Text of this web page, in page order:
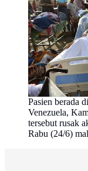
Pasien berada
Venezuela,
tersebut rusak
Rabu (24/6)